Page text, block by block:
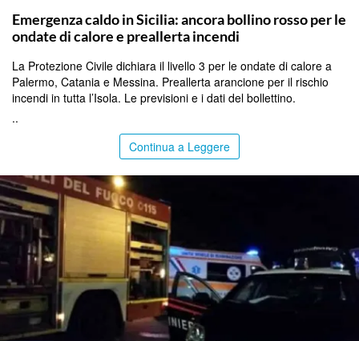
Emergenza caldo in Sicilia: ancora bollino rosso per le
ondate di calore e preallerta incendi
La Protezione Civile dichiara il livello 3 per le ondate di calore a
Palermo, Catania e Messina. Preallerta arancione per il rischio
incendi in tutta l’Isola. Le previsioni e i dati del bollettino.
..
Continua a Leggere